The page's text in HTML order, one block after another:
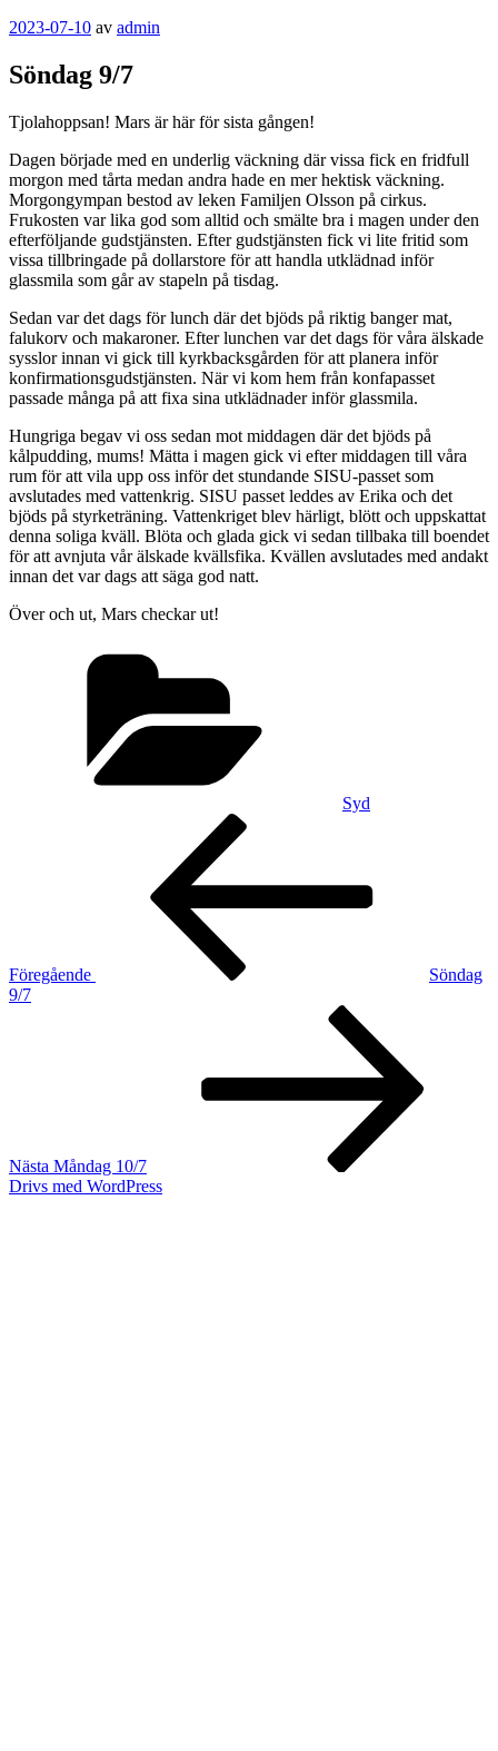
Publicerat
2023-07-10 av admin
Söndag 9/7
Tjolahoppsan! Mars är här för sista gången!
Dagen började med en underlig väckning där vissa fick en fridfull
morgon med tårta medan andra hade en mer hektisk väckning.
Morgongympan bestod av leken Familjen Olsson på cirkus.
Frukosten var lika god som alltid och smälte bra i magen under den
efterföljande gudstjänsten. Efter gudstjänsten fick vi lite fritid som
vissa tillbringade på dollarstore för att handla utklädnad inför
glassmila som går av stapeln på tisdag.
Sedan var det dags för lunch där det bjöds på riktig banger mat,
falukorv och makaroner. Efter lunchen var det dags för våra älskade
sysslor innan vi gick till kyrkbacksgården för att planera inför
konfirmationsgudstjänsten. När vi kom hem från konfapasset
passade många på att fixa sina utklädnader inför glassmila.
Hungriga begav vi oss sedan mot middagen där det bjöds på
kålpudding, mums! Mätta i magen gick vi efter middagen till våra
rum för att vila upp oss inför det stundande SISU-passet som
avslutades med vattenkrig. SISU passet leddes av Erika och det
bjöds på styrketräning. Vattenkriget blev härligt, blött och uppskattat
denna soliga kväll. Blöta och glada gick vi sedan tillbaka till boendet
för att avnjuta vår älskade kvällsfika. Kvällen avslutades med andakt
innan det var dags att säga god natt.
Över och ut, Mars checkar ut!
Syd
Inläggsnavigering
Föregående
Söndag
9/7
Nästa Måndag 10/7
Drivs med WordPress